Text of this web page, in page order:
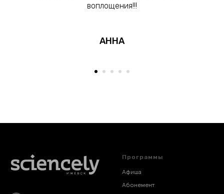
воплощения!!!
АННА
Программы
Афиша
Абонемент